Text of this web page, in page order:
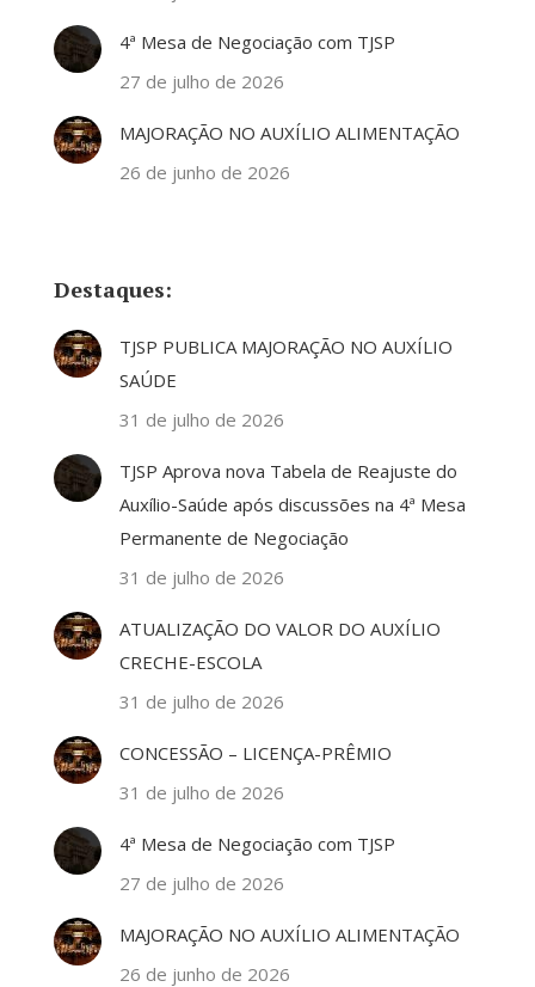
4ª Mesa de Negociação com TJSP
27 de julho de 2026
MAJORAÇÃO NO AUXÍLIO ALIMENTAÇÃO
26 de junho de 2026
Destaques:
TJSP PUBLICA MAJORAÇÃO NO AUXÍLIO
SAÚDE
31 de julho de 2026
TJSP Aprova nova Tabela de Reajuste do
Auxílio-Saúde após discussões na 4ª Mesa
Permanente de Negociação
31 de julho de 2026
ATUALIZAÇÃO DO VALOR DO AUXÍLIO
CRECHE-ESCOLA
31 de julho de 2026
CONCESSÃO – LICENÇA-PRÊMIO
31 de julho de 2026
4ª Mesa de Negociação com TJSP
27 de julho de 2026
MAJORAÇÃO NO AUXÍLIO ALIMENTAÇÃO
26 de junho de 2026